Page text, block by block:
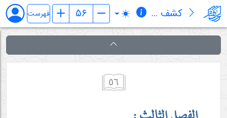
کشف المراد في شرح تجرید الإعتقاد (قسم الإلهیات) فهرست
٥٦